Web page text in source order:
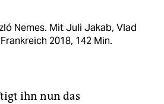
Nemes. Mit Juli Jakab, Vlad
2018, 142 Min.
ihn nun das